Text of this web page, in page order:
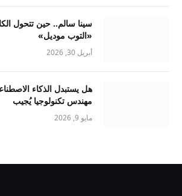
سينا سالم.. حين تتحول
«التوب موديل»
أبريل 30, 2026
هل يستبدل الذكاء
مهندس تكنولوجيا يُجيب
مايو 9, 2026